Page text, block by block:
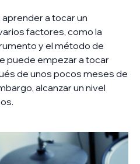
a tocar un
factores, como la
y el método de
puede empezar a tocar
de unos pocos meses de
alcanzar un nivel